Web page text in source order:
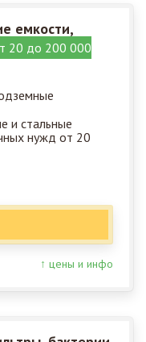
емкости,
20 до 200 000
и стальные
нужд от 20
↑ цены и инфо